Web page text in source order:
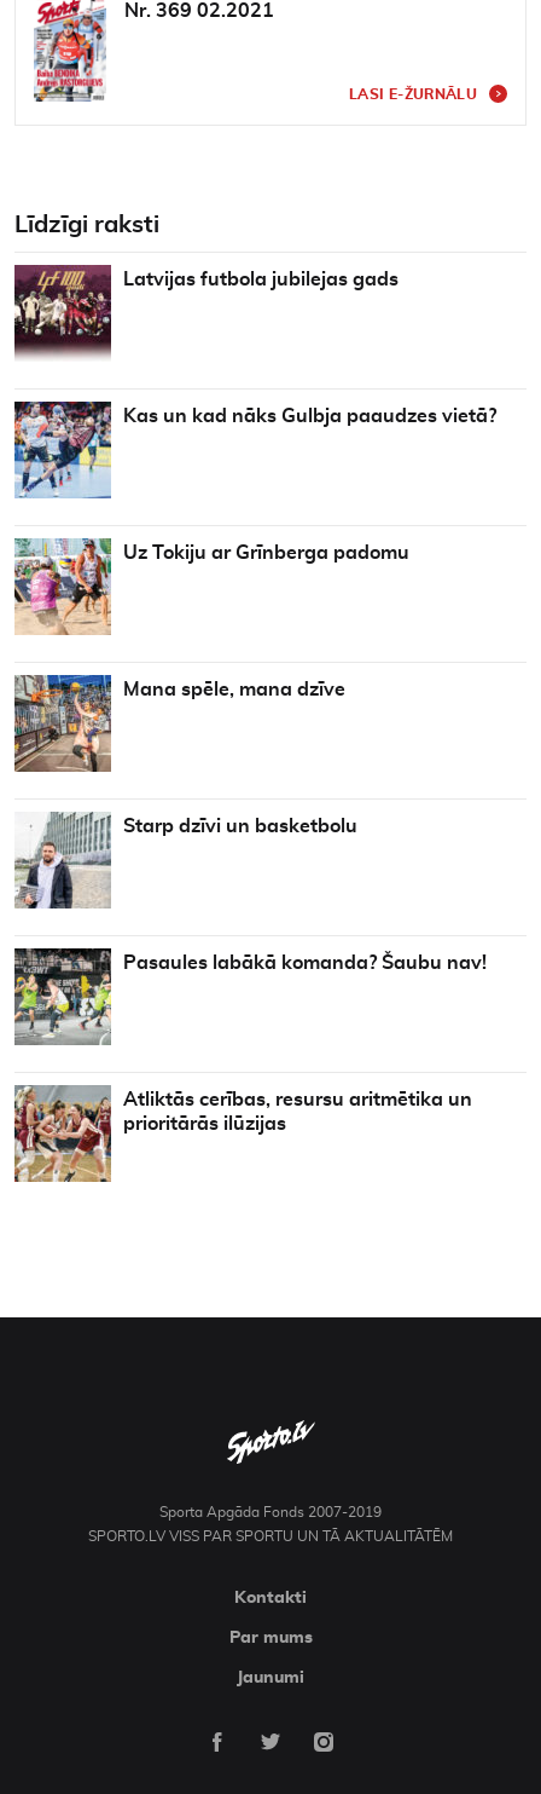
Nr. 369 02.2021
LASI E-ŽURNĀLU
Līdzīgi raksti
Latvijas futbola jubilejas gads
Kas un kad nāks Gulbja paaudzes vietā?
Uz Tokiju ar Grīnberga padomu
Mana spēle, mana dzīve
Starp dzīvi un basketbolu
Pasaules labākā komanda? Šaubu nav!
Atliktās cerības, resursu aritmētika un
prioritārās ilūzijas
Sporta Apgāda Fonds 2007-2019
SPORTO.LV VISS PAR SPORTU UN TĀ AKTUALITĀTĒM
Kontakti
Par mums
Jaunumi